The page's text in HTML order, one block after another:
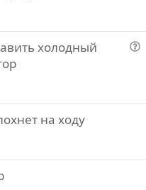
р
оВ
о
холодный
на ходу